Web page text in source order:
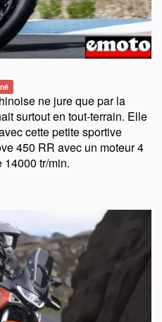
ne jure que par la
surtout en tout-terrain. Elle
cette petite sportive
450 RR avec un moteur 4
tr/min.